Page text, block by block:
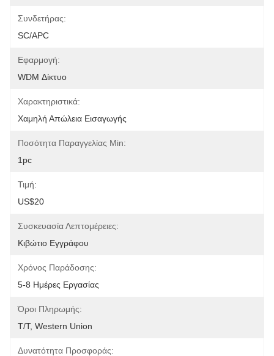
Συνδετήρας:
SC/APC
Εφαρμογή:
WDM Δίκτυο
Χαρακτηριστικά:
Χαμηλή Απώλεια Εισαγωγής
Ποσότητα Παραγγελίας Min:
1pc
Τιμή:
US$20
Συσκευασία Λεπτομέρειες:
Κιβώτιο Εγγράφου
Χρόνος Παράδοσης:
5-8 Ημέρες Εργασίας
Όροι Πληρωμής:
T/T, Western Union
Δυνατότητα Προσφοράς: